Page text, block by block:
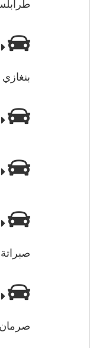
بنغازي
صبراتة
صرمان